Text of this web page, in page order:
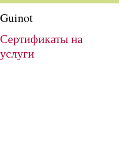
Guinot
Сертификаты на
услуги